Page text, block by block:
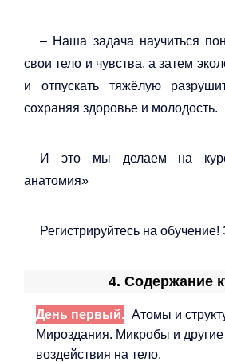
– Наша задача научиться
свои тело и чувства, а затем
и отпускать тяжёлую
сохраняя здоровье и молодость.
И это мы делаем на
анатомия»
Регистрируйтесь на обучение!
4. Содержание
День первый. Атомы и
Мироздания. Микробы и
воздействия на тело.